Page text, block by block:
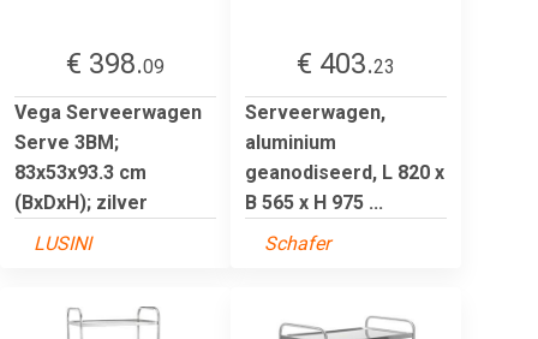
€ 398.09
Vega Serveerwagen
Serve 3BM;
83x53x93.3 cm
(BxDxH); zilver
LUSINI
€ 403.23
Serveerwagen,
aluminium
geanodiseerd, L 820 x
B 565 x H 975 ...
Schafer